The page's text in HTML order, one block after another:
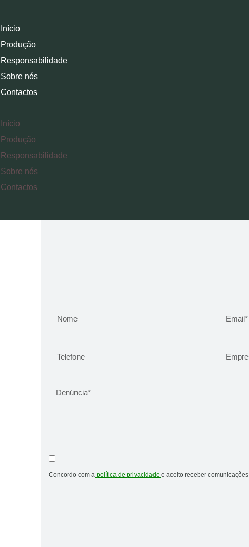
Início
Produção
Responsabilidade
Sobre nós
Contactos
Início
Produção
Responsabilidade
Sobre nós
Contactos
Concordo com a política de privacidade e aceito receber comunicações.